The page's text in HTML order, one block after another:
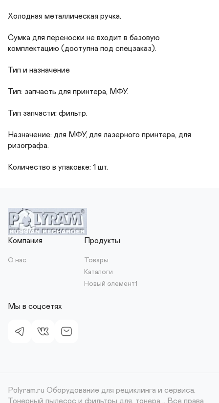
Холодная металлическая ручка.
Сумка для переноски не входит в базовую
комплектацию (доступна под спецзаказ).
Тип и назначение
Тип: запчасть для принтера, МФУ.
Тип запчасти: фильтр.
Назначение: для МФУ, для лазерного принтера, для
ризографа.
Количество в упаковке: 1 шт.
Компания
О нас
Продукты
Товары
Каталоги
Новый элемент1
Мы в соцсетях
Polyram.ru Оборудование для рециклинга и сервиса.
Тонерный пылесос и фильтры для. тонера .. Все права